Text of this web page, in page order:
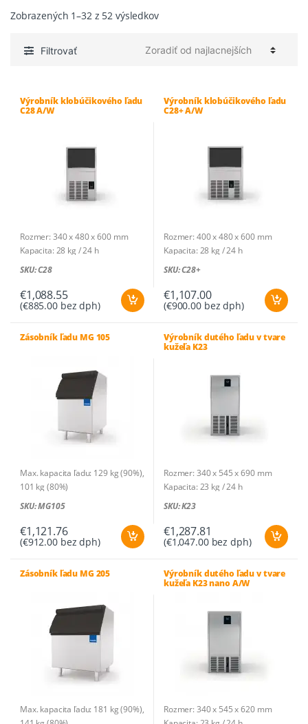
Zobrazených 1–32 z 52 výsledkovZoradené
ceny:
najvyššiu
Filtrovať
Výrobník klobúčikového ľadu
C28 A/W
Rozmer: 340 x 480 x 600 mm
Kapacita: 28 kg / 24 h
Hmotnosť ľadu: 20 g
Spotreba vody: 2,3l/h (A) ; 40,1l/h
(W)
Chladivo: R290
Príkon/100 kg: 32,5 kWh (A), 23
SKU: C28
€1,088.55
(€885.00bez dph)
Výrobník klobúčikového ľadu
C28+ A/W
Rozmer: 400 x 480 x 600 mm
Kapacita: 28 kg / 24 h
Hmotnosť ľadu: 20 g
Spotreba vody: 2,6l/h (A) ; 38,7l/h
(W)
Chladivo: R290
Príkon: 0,31 kW (A), 0,28 kW (W) /
Príkon/100 kg: 36,6 kWh (A), 22,8
SKU: C28+
€1,107.00
(€900.00bez dph)
Zásobník ľadu MG 105
Max. kapacita ľadu: 129 kg (90%),
101 kg (80%)
Rozmer: 568 x 848 x 1048 mm
SKU: MG105
€1,121.76
(€912.00bez dph)
Výrobník dutého ľadu v tvare
kužeľa K23
Rozmer: 340 x 545 x 690 mm
Kapacita: 23 kg / 24 h
Druh ľadu: dutý ľad v tvare kužeľa
Kusov na cyklus: 15
Spotreba vody: 2,37l/h (A) ;
Zásobník: na 7 kg – 333 ks
Chladivo: R290
Príkon/100 kg: 26,1 kWh (A), 20,6
SKU: K23
€1,287.81
(€1,047.00bez dph)
Zásobník ľadu MG 205
Max. kapacita ľadu: 181 kg (90%),
Výrobník dutého ľadu v tvare
kužeľa K23 nano A/W
Rozmer: 340 x 545 x 620 mm